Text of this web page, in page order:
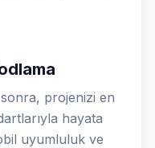
sonra, projenizi en
hayata
uyumluluk ve